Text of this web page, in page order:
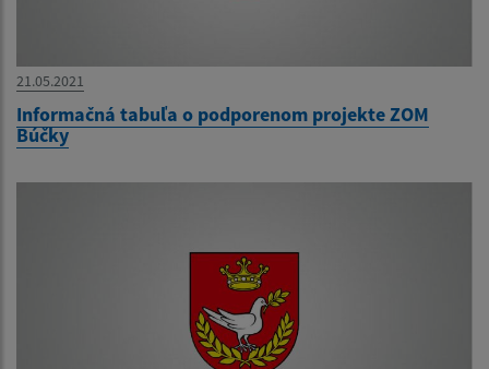
21.05.2021
Informačná tabuľa o podporenom projekte ZOM
Búčky